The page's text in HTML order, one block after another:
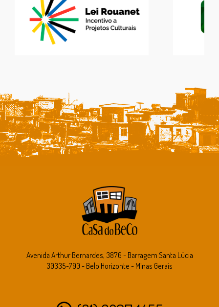
Avenida Arthur Bernardes, 3876 - Barragem Santa Lúcia
30335-790 - Belo Horizonte - Minas Gerais